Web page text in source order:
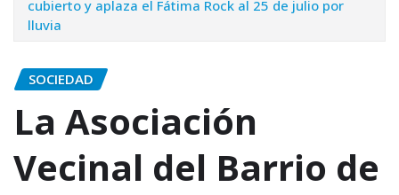
cubierto y aplaza el Fátima Rock al 25 de julio por
lluvia
SOCIEDAD
La Asociación
Vecinal del Barrio de